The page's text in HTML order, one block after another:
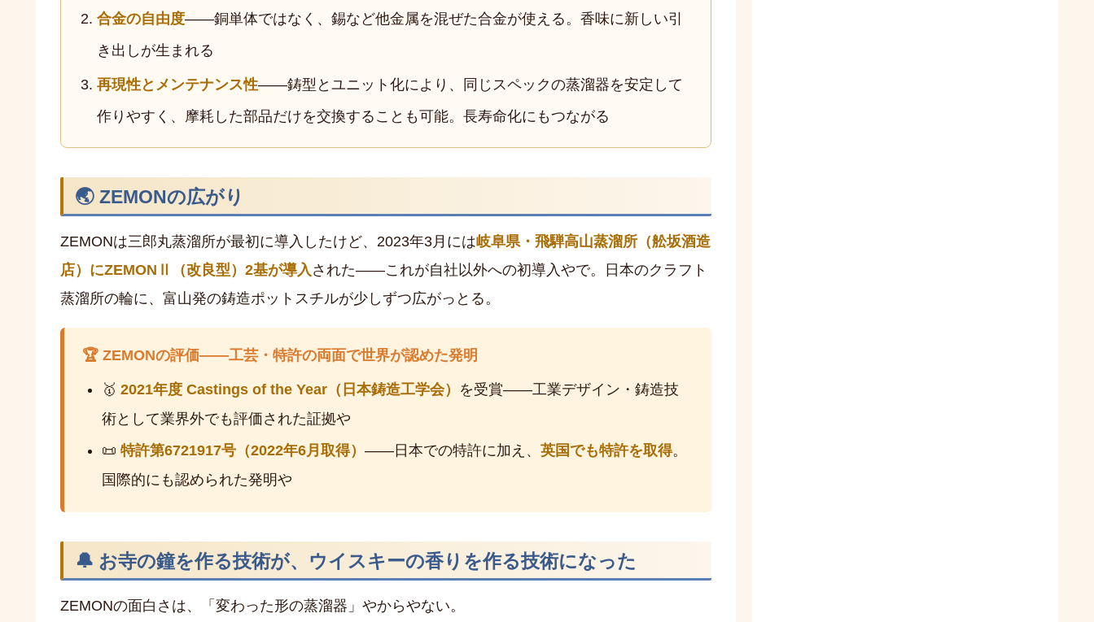
合金の自由度——銅単体ではなく、錫など他金属を混ぜた合金が使える。香味に新しい引
き出しが生まれる
再現性とメンテナンス性——鋳型とユニット化により、同じスペックの蒸溜器を安定して
作りやすく、摩耗した部品だけを交換することも可能。長寿命化にもつながる
🌏 ZEMONの広がり
ZEMONは三郎丸蒸溜所が最初に導入したけど、2023年3月には岐阜県・飛騨高山蒸溜所（舩坂酒造
店）にZEMONⅡ（改良型）2基が導入 された——これが自社以外への初導入やで。日本のクラフト
蒸溜所の輪に、富山発の鋳造ポットスチルが少しずつ広がっとる。
🏆 ZEMONの評価——工芸・特許の両面で世界が認めた発明
🥇 2021年度 Castings of the Year（日本鋳造工学会）
を受賞——工業デザイン・鋳造技
術として業界外でも評価された証拠や
📜 特許第6721917号（2022年6月取得） ——日本での特許に加え、 英国でも特許を取得。
国際的にも認められた発明や
🔔 お寺の鐘を作る技術が、ウイスキーの香りを作る技術になった
ZEMONの面白さは、「変わった形の蒸溜器」やからやない。